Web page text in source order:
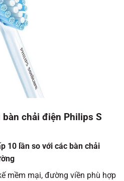
chải điện Philips S
10 lần so với các bàn chải
mềm mại, đường viền phù hợp